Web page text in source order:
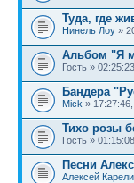
Туда, где
Нинель Лоу »
Альбом "Я
Гость »
Бандера
Mick »
Тихо розы
Гость »
Песни
Алексей